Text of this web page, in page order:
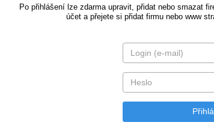
Po přihlášení lze zdarma upravit, přidat nebo smazat
účet a přejete si přidat firmu nebo www